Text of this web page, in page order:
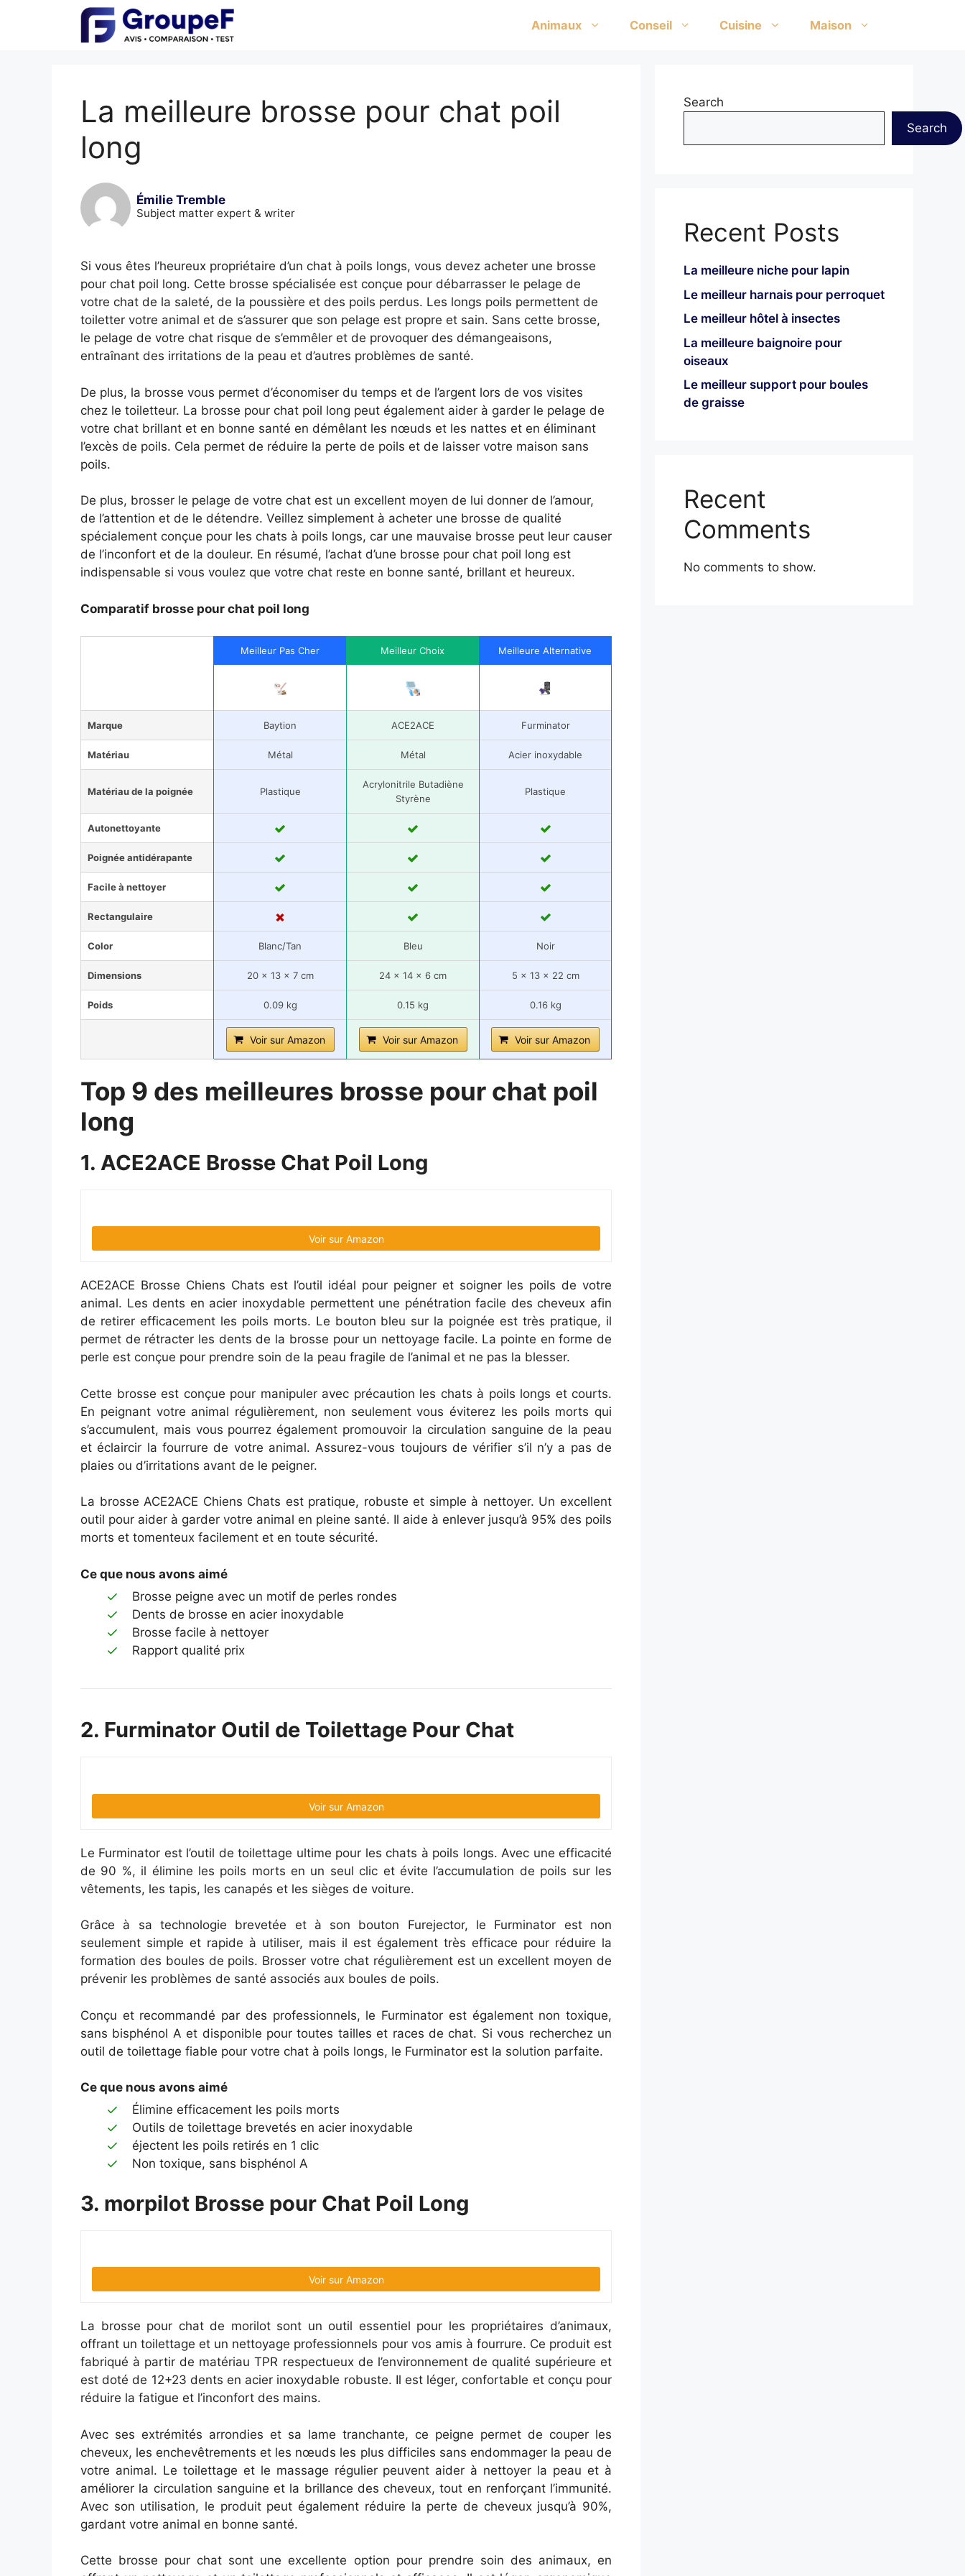
Animaux Conseil Cuisine Maison
La meilleure brosse pour chat poil
long
Émilie Tremble
Subject matter expert & writer
Si vous êtes l’heureux propriétaire d’un chat à poils longs, vous devez acheter une brosse
pour chat poil long. Cette brosse spécialisée est conçue pour débarrasser le pelage de
votre chat de la saleté, de la poussière et des poils perdus. Les longs poils permettent de
toiletter votre animal et de s’assurer que son pelage est propre et sain. Sans cette brosse,
le pelage de votre chat risque de s’emmêler et de provoquer des démangeaisons,
entraînant des irritations de la peau et d’autres problèmes de santé.
De plus, la brosse vous permet d’économiser du temps et de l’argent lors de vos visites
chez le toiletteur. La brosse pour chat poil long peut également aider à garder le pelage de
votre chat brillant et en bonne santé en démêlant les nœuds et les nattes et en éliminant
l’excès de poils. Cela permet de réduire la perte de poils et de laisser votre maison sans
poils.
De plus, brosser le pelage de votre chat est un excellent moyen de lui donner de l’amour,
de l’attention et de le détendre. Veillez simplement à acheter une brosse de qualité
spécialement conçue pour les chats à poils longs, car une mauvaise brosse peut leur causer
de l’inconfort et de la douleur. En résumé, l’achat d’une brosse pour chat poil long est
indispensable si vous voulez que votre chat reste en bonne santé, brillant et heureux.
Comparatif brosse pour chat poil long
Meilleur Pas Cher Meilleur Choix Meilleure Alternative
Marque Baytion ACE2ACE Furminator
Matériau Métal Métal Acier inoxydable
Matériau de la poignée Plastique
Acrylonitrile Butadiène
Styrène
Plastique
Autonettoyante
Poignée antidérapante
Facile à nettoyer
Rectangulaire
Color Blanc/Tan Bleu Noir
Dimensions 20 x 13 x 7 cm 24 x 14 x 6 cm 5 x 13 x 22 cm
Poids 0.09 kg 0.15 kg 0.16 kg
Voir sur Amazon Voir sur Amazon Voir sur Amazon
Top 9 des meilleures brosse pour chat poil
long
1. ACE2ACE Brosse Chat Poil Long
Voir sur Amazon
ACE2ACE Brosse Chiens Chats est l’outil idéal pour peigner et soigner les poils de votre
animal. Les dents en acier inoxydable permettent une pénétration facile des cheveux afin
de retirer efficacement les poils morts. Le bouton bleu sur la poignée est très pratique, il
permet de rétracter les dents de la brosse pour un nettoyage facile. La pointe en forme de
perle est conçue pour prendre soin de la peau fragile de l’animal et ne pas la blesser.
Cette brosse est conçue pour manipuler avec précaution les chats à poils longs et courts.
En peignant votre animal régulièrement, non seulement vous éviterez les poils morts qui
s’accumulent, mais vous pourrez également promouvoir la circulation sanguine de la peau
et éclaircir la fourrure de votre animal. Assurez-vous toujours de vérifier s’il n’y a pas de
plaies ou d’irritations avant de le peigner.
La brosse ACE2ACE Chiens Chats est pratique, robuste et simple à nettoyer. Un excellent
outil pour aider à garder votre animal en pleine santé. Il aide à enlever jusqu’à 95% des poils
morts et tomenteux facilement et en toute sécurité.
Ce que nous avons aimé
Brosse peigne avec un motif de perles rondes
Dents de brosse en acier inoxydable
Brosse facile à nettoyer
Rapport qualité prix
2. Furminator Outil de Toilettage Pour Chat
Voir sur Amazon
Le Furminator est l’outil de toilettage ultime pour les chats à poils longs. Avec une efficacité
de 90 %, il élimine les poils morts en un seul clic et évite l’accumulation de poils sur les
vêtements, les tapis, les canapés et les sièges de voiture.
Grâce à sa technologie brevetée et à son bouton Furejector, le Furminator est non
seulement simple et rapide à utiliser, mais il est également très efficace pour réduire la
formation des boules de poils. Brosser votre chat régulièrement est un excellent moyen de
prévenir les problèmes de santé associés aux boules de poils.
Conçu et recommandé par des professionnels, le Furminator est également non toxique,
sans bisphénol A et disponible pour toutes tailles et races de chat. Si vous recherchez un
outil de toilettage fiable pour votre chat à poils longs, le Furminator est la solution parfaite.
Ce que nous avons aimé
Élimine efficacement les poils morts
Outils de toilettage brevetés en acier inoxydable
éjectent les poils retirés en 1 clic
Non toxique, sans bisphénol A
3. morpilot Brosse pour Chat Poil Long
Voir sur Amazon
La brosse pour chat de morilot sont un outil essentiel pour les propriétaires d’animaux,
offrant un toilettage et un nettoyage professionnels pour vos amis à fourrure. Ce produit est
fabriqué à partir de matériau TPR respectueux de l’environnement de qualité supérieure et
est doté de 12+23 dents en acier inoxydable robuste. Il est léger, confortable et conçu pour
réduire la fatigue et l’inconfort des mains.
Avec ses extrémités arrondies et sa lame tranchante, ce peigne permet de couper les
cheveux, les enchevêtrements et les nœuds les plus difficiles sans endommager la peau de
votre animal. Le toilettage et le massage régulier peuvent aider à nettoyer la peau et à
améliorer la circulation sanguine et la brillance des cheveux, tout en renforçant l’immunité.
Avec son utilisation, le produit peut également réduire la perte de cheveux jusqu’à 90%,
gardant votre animal en bonne santé.
Cette brosse pour chat sont une excellente option pour prendre soin des animaux, en
Search
Search
Recent Posts
La meilleure niche pour lapin
Le meilleur harnais pour perroquet
Le meilleur hôtel à insectes
La meilleure baignoire pour
oiseaux
Le meilleur support pour boules
de graisse
Recent
Comments
No comments to show.